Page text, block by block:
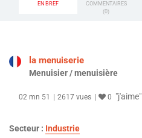
EN BREF
COMMENTAIRES
(0)
la menuiserie
Menuisier / menuisière
02 mn 51 2617 vues 0 "j'aime"
Secteur : Industrie